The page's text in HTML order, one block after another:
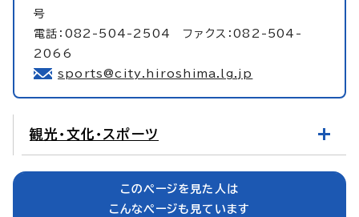
号
電話：082-504-2504 ファクス：082-504-
2066
sports@city.hiroshima.lg.jp
観光・文化・スポーツ
このページを見た人は
こんなページも見ています